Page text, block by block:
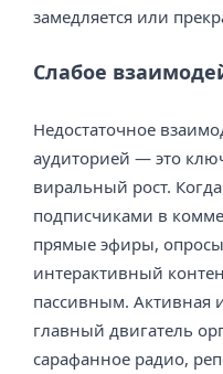
замедляется или
Слабое
Недостаточное
аудиторией — это
виральный рост.
подписчиками в
прямые эфиры,
интерактивный
пассивным. Активная
главный двигатель
сарафанное радио,